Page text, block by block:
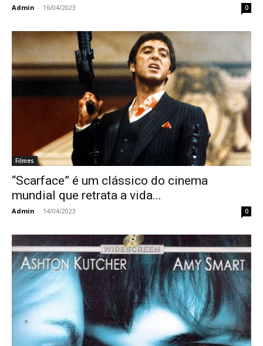
Admin - 16/04/2023 0
Filmes
“Scarface” é um clássico do cinema
mundial que retrata a vida...
Admin - 14/04/2023 0